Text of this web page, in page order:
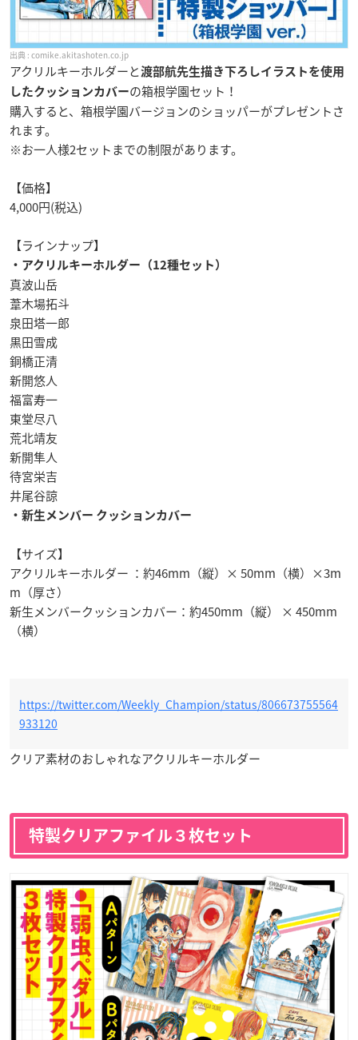
comike.akitashoten.co.jp
アクリルキーホルダーと渡部航先生描き下ろしイラストを使用
したクッションカバーの箱根学園セット！
購入すると、箱根学園バージョンのショッパーがプレゼントさ
れます。
※お一人様2セットまでの制限があります。
【価格】
4,000円(税込)
【ラインナップ】
・アクリルキーホルダー（12種セット）
真波山岳
葦木場拓斗
泉田塔一郎
黒田雪成
銅橋正清
新開悠人
福富寿一
東堂尽八
荒北靖友
新開隼人
待宮栄吉
井尾谷諒
・新生メンバー クッションカバー
【サイズ】
アクリルキーホルダー ：約46mm（縦）× 50mm（横）×3m
m（厚さ）
新生メンバークッションカバー：約450mm（縦） × 450mm
（横）
https://twitter.com/Weekly_Champion/status/806673755564
933120
クリア素材のおしゃれなアクリルキーホルダー
特製クリアファイル３枚セット